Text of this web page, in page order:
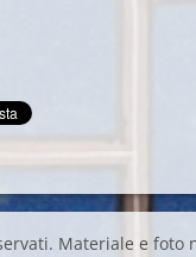
Materiale e foto